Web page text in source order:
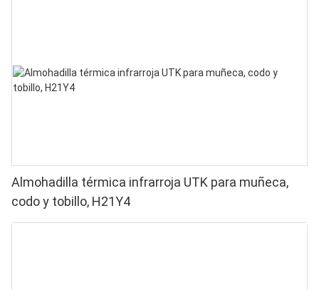
Almohadilla térmica infrarroja UTK para muñeca,
codo y tobillo, H21Y4